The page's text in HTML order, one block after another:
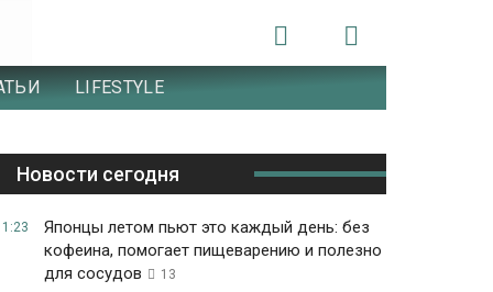
LIFESTYLE
Новости сегодня
Японцы летом пьют это каждый день: без
кофеина, помогает пищеварению и полезно
для сосудов
13